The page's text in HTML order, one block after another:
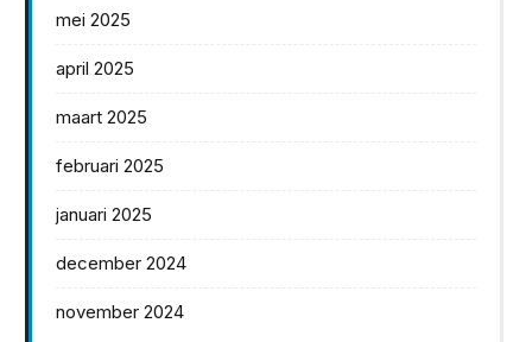
mei 2025
april 2025
maart 2025
februari 2025
januari 2025
december 2024
november 2024